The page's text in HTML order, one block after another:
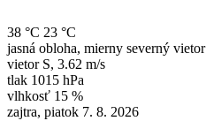
38 °C 23 °C
jasná obloha, mierny severný vietor
vietor S, 3.62 m/s
tlak 1015 hPa
vlhkosť 15 %
zajtra, piatok 7. 8. 2026